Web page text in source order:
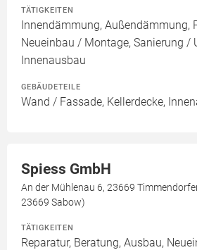
TÄTIGKEITEN
Innendämmung, Außendämmung,
Neueinbau / Montage, Sanierung /
Innenausbau
GEBÄUDETEILE
Wand / Fassade, Kellerdecke,
Spiess GmbH
An der Mühlenau 6, 23669
23669 Sabow)
TÄTIGKEITEN
Reparatur, Beratung, Ausbau,